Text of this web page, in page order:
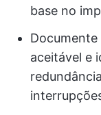
base no
aceitável e